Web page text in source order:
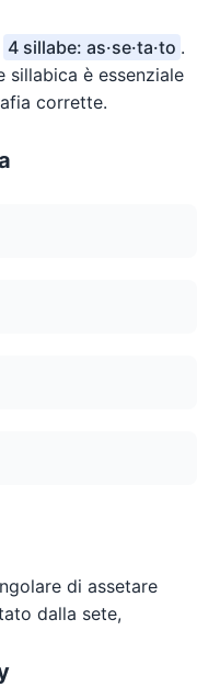
4 sillabe: as·se·ta·to .
sillabica è essenziale
corrette.
di assetare
dalla sete,